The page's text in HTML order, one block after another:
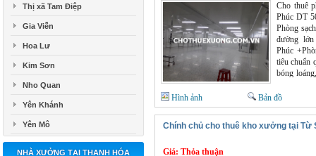
Thị xã Tam Điệp
Gia Viễn
Hoa Lư
Kim Sơn
Nho Quan
Yên Khánh
Yên Mô
NHÀ XƯỞNG TẠI THANH HÓA
Cho thuê
Phúc DT
Phòng
đường
Phúc
tiêu chuẩn
bóng
điện chiếu
điện 3
tử +Có
+Vị trí đẹp
Hình ảnh Bản đồ
Chính chủ cho thuê kho xưởng tại Từ
Giá: Thỏa thuận